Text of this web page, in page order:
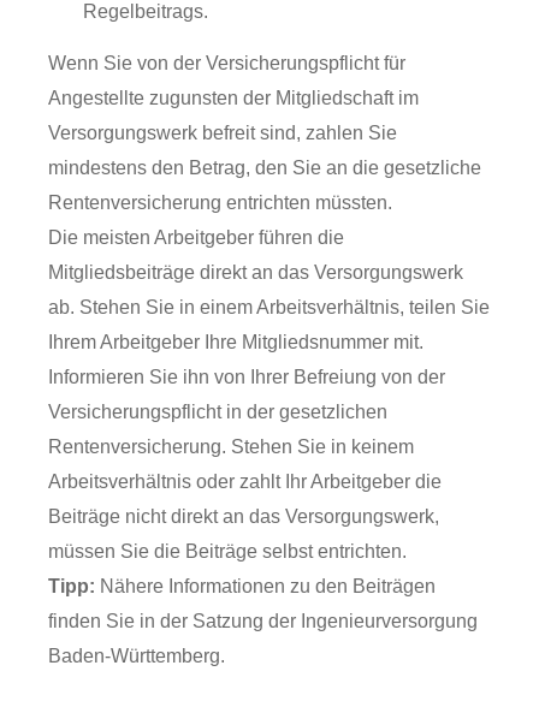
Regelbeitrags.
Wenn Sie von der Versicherungspflicht für
Angestellte zugunsten der Mitgliedschaft im
Versorgungswerk befreit sind, zahlen Sie
mindestens den Betrag, den Sie an die gesetzliche
Rentenversicherung entrichten müssten.
Die meisten Arbeitgeber führen die
Mitgliedsbeiträge direkt an das Versorgungswerk
ab. Stehen Sie in einem Arbeitsverhältnis, teilen Sie
Ihrem Arbeitgeber Ihre Mitgliedsnummer mit.
Informieren Sie ihn von Ihrer Befreiung von der
Versicherungspflicht in der gesetzlichen
Rentenversicherung. Stehen Sie in keinem
Arbeitsverhältnis oder zahlt Ihr Arbeitgeber die
Beiträge nicht direkt an das Versorgungswerk,
müssen Sie die Beiträge selbst entrichten.
Tipp: Nähere Informationen zu den Beiträgen
finden Sie in der Satzung der Ingenieurversorgung
Baden-Württemberg.